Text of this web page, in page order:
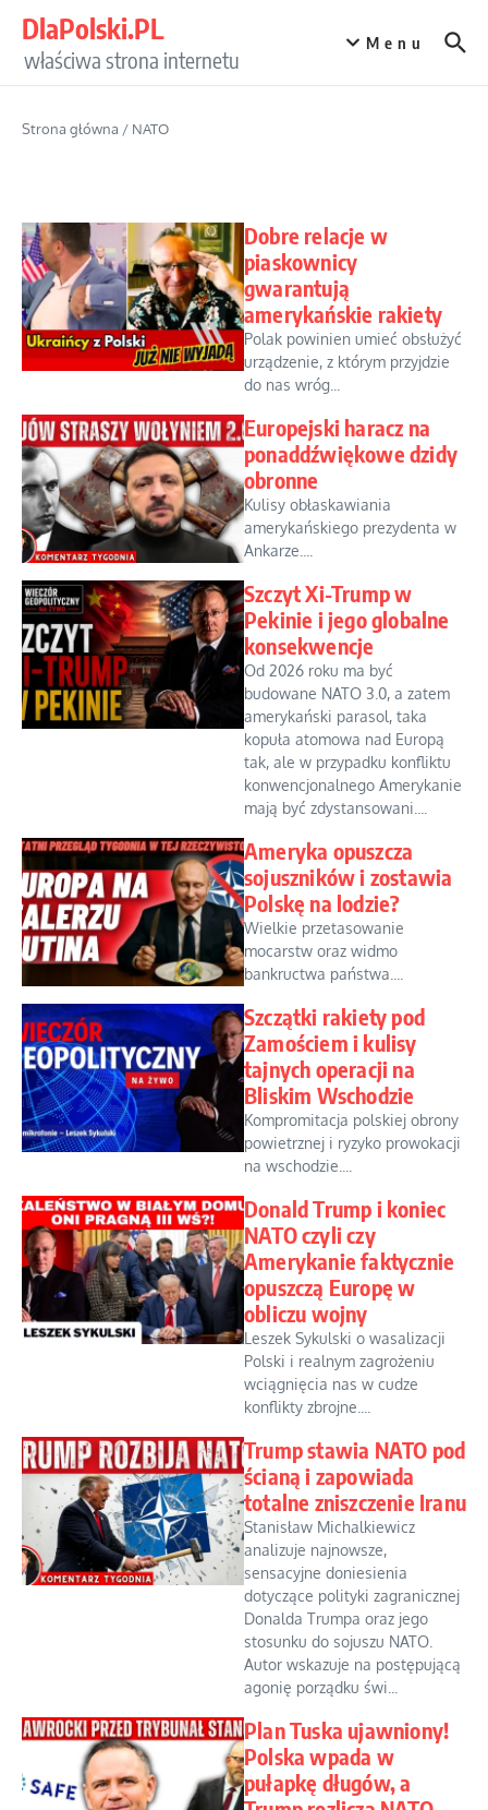
DlaPolski.PL
właściwa strona internetu
Menu
Strona główna / NATO
Dobre relacje w
piaskownicy
gwarantują
amerykańskie rakiety
Polak powinien umieć obsłużyć
urządzenie, z którym przyjdzie
do nas wróg...
Europejski haracz na
ponaddźwiękowe dzidy
obronne
Kulisy obłaskawiania
amerykańskiego prezydenta w
Ankarze....
Szczyt Xi-Trump w
Pekinie i jego globalne
konsekwencje
Od 2026 roku ma być
budowane NATO 3.0, a zatem
amerykański parasol, taka
kopuła atomowa nad Europą
tak, ale w przypadku konfliktu
konwencjonalnego Amerykanie
mają być zdystansowani....
Ameryka opuszcza
sojuszników i zostawia
Polskę na lodzie?
Wielkie przetasowanie
mocarstw oraz widmo
bankructwa państwa....
Szczątki rakiety pod
Zamościem i kulisy
tajnych operacji na
Bliskim Wschodzie
Kompromitacja polskiej obrony
powietrznej i ryzyko prowokacji
na wschodzie....
Donald Trump i koniec
NATO czyli czy
Amerykanie faktycznie
opuszczą Europę w
obliczu wojny
Leszek Sykulski o wasalizacji
Polski i realnym zagrożeniu
wciągnięcia nas w cudze
konflikty zbrojne....
Trump stawia NATO pod
ścianą i zapowiada
totalne zniszczenie Iranu
Stanisław Michalkiewicz
analizuje najnowsze,
sensacyjne doniesienia
dotyczące polityki zagranicznej
Donalda Trumpa oraz jego
stosunku do sojuszu NATO.
Autor wskazuje na postępującą
agonię porządku świ...
Plan Tuska ujawniony!
Polska wpada w
pułapkę długów, a